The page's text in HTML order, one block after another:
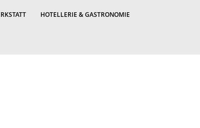
HOTELLERIE & GASTRONOMIE